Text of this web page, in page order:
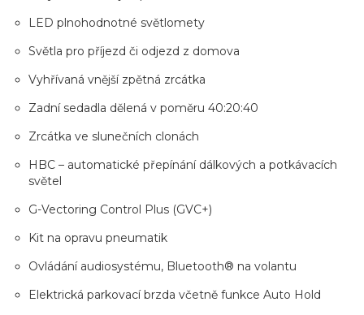
LED plnohodnotné světlomety
Světla pro příjezd či odjezd z domova
Vyhřívaná vnější zpětná zrcátka
Zadní sedadla dělená v poměru 40:20:40
Zrcátka ve slunečních clonách
HBC – automatické přepínání dálkových a potkávacích
světel
G-Vectoring Control Plus (GVC+)
Kit na opravu pneumatik
Ovládání audiosystému, Bluetooth® na volantu
Elektrická parkovací brzda včetně funkce Auto Hold